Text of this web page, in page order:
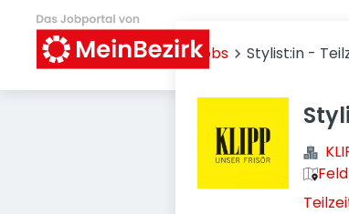
Jobs Stylist:in -